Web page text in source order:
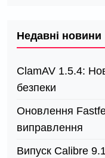
Недавні новини
ClamAV 1.5.4:
безпеки
Оновлення
виправлення
Випуск Calibre